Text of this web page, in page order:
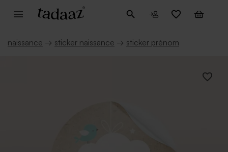
naissance → sticker naissance → sticker prénom